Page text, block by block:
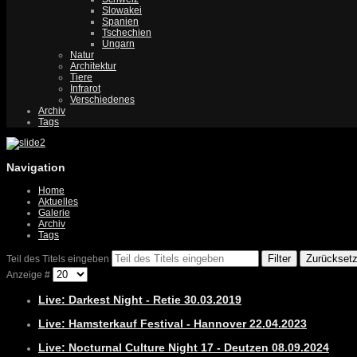
Slowakei
Spanien
Tschechien
Ungarn
Natur
Architektur
Tiere
Infrarot
Verschiedenes
Archiv
Tags
Navigation
Home
Aktuelles
Galerie
Archiv
Tags
Teil des Titels eingeben Filter
Anzeige #
Live: Darkest Night - Retie 30.03.2019
Live: Hamsterkauf Festival - Hannover 22.04.2023
Live: Nocturnal Culture Night 17 - Deutzen 08.09.2024